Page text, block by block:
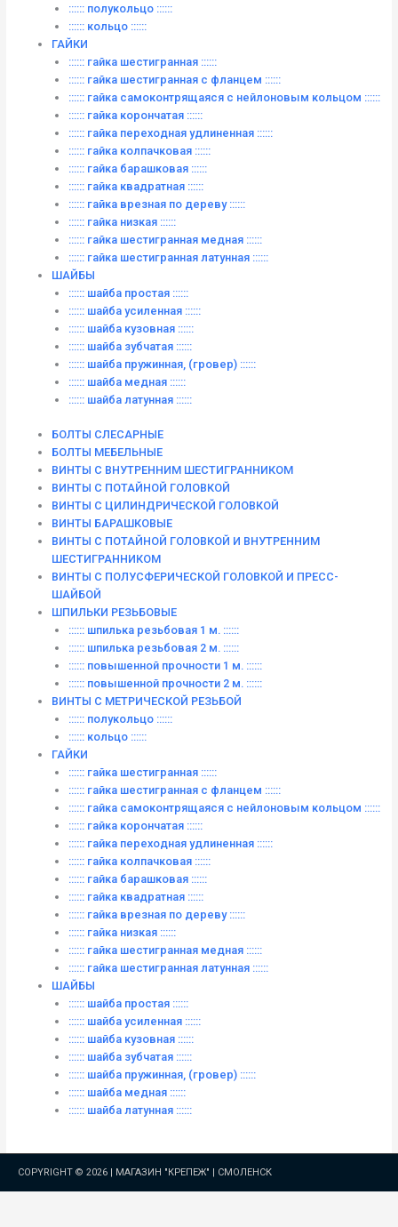
:::::: полукольцо ::::::
:::::: кольцо ::::::
ГАЙКИ
:::::: гайка шестигранная ::::::
:::::: гайка шестигранная с фланцем ::::::
:::::: гайка самоконтрящаяся с нейлоновым кольцом ::::::
:::::: гайка корончатая ::::::
:::::: гайка переходная удлиненная ::::::
:::::: гайка колпачковая ::::::
:::::: гайка барашковая ::::::
:::::: гайка квадратная ::::::
:::::: гайка врезная по дереву ::::::
:::::: гайка низкая ::::::
:::::: гайка шестигранная медная ::::::
:::::: гайка шестигранная латунная ::::::
ШАЙБЫ
:::::: шайба простая ::::::
:::::: шайба усиленная ::::::
:::::: шайба кузовная ::::::
:::::: шайба зубчатая ::::::
:::::: шайба пружинная, (гровер) ::::::
:::::: шайба медная ::::::
:::::: шайба латунная ::::::
БОЛТЫ СЛЕСАРНЫЕ
БОЛТЫ МЕБЕЛЬНЫЕ
ВИНТЫ С ВНУТРЕННИМ ШЕСТИГРАННИКОМ
ВИНТЫ С ПОТАЙНОЙ ГОЛОВКОЙ
ВИНТЫ С ЦИЛИНДРИЧЕСКОЙ ГОЛОВКОЙ
ВИНТЫ БАРАШКОВЫЕ
ВИНТЫ С ПОТАЙНОЙ ГОЛОВКОЙ И ВНУТРЕННИМ
ШЕСТИГРАННИКОМ
ВИНТЫ С ПОЛУСФЕРИЧЕСКОЙ ГОЛОВКОЙ И ПРЕСС-
ШАЙБОЙ
ШПИЛЬКИ РЕЗЬБОВЫЕ
:::::: шпилька резьбовая 1 м. ::::::
:::::: шпилька резьбовая 2 м. ::::::
:::::: повышенной прочности 1 м. ::::::
:::::: повышенной прочности 2 м. ::::::
ВИНТЫ C МЕТРИЧЕСКОЙ РЕЗЬБОЙ
:::::: полукольцо ::::::
:::::: кольцо ::::::
ГАЙКИ
:::::: гайка шестигранная ::::::
:::::: гайка шестигранная с фланцем ::::::
:::::: гайка самоконтрящаяся с нейлоновым кольцом ::::::
:::::: гайка корончатая ::::::
:::::: гайка переходная удлиненная ::::::
:::::: гайка колпачковая ::::::
:::::: гайка барашковая ::::::
:::::: гайка квадратная ::::::
:::::: гайка врезная по дереву ::::::
:::::: гайка низкая ::::::
:::::: гайка шестигранная медная ::::::
:::::: гайка шестигранная латунная ::::::
ШАЙБЫ
:::::: шайба простая ::::::
:::::: шайба усиленная ::::::
:::::: шайба кузовная ::::::
:::::: шайба зубчатая ::::::
:::::: шайба пружинная, (гровер) ::::::
:::::: шайба медная ::::::
:::::: шайба латунная ::::::
COPYRIGHT © 2026 | МАГАЗИН "КРЕПЕЖ" | СМОЛЕНСК